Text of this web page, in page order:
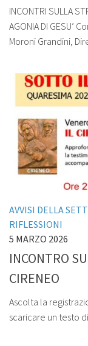
INCONTRI SULLA
AGONIA DI GESU’
Moroni Grandini,
AVVISI DELLA
RIFLESSIONI
5 MARZO 2026
INCONTRO
CIRENEO
Ascolta la
scaricare un testo